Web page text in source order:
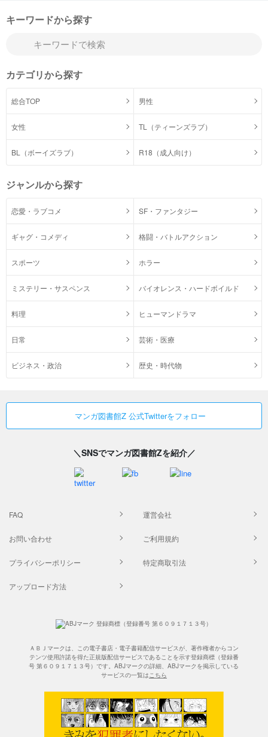
キーワードから探す
カテゴリから探す
総合TOP 男性
女性 TL（ティーンズラブ）
BL（ボーイズラブ） R18（成人向け）
ジャンルから探す
恋愛・ラブコメ SF・ファンタジー
ギャグ・コメディ 格闘・バトルアクション
スポーツ ホラー
ミステリー・サスペンス バイオレンス・ハードボイルド
料理 ヒューマンドラマ
日常 芸術・医療
ビジネス・政治 歴史・時代物
マンガ図書館Z 公式Twitterをフォロー
＼SNSでマンガ図書館Zを紹介／
FAQ 運営会社
お問い合わせ ご利用規約
プライバシーポリシー 特定商取引法
アップロード方法
ＡＢＪマークは、この電子書店・電子書籍配信サービスが、著作権者からコン
テンツ使用許諾を得た正規版配信サービスであることを示す登録商標（登録番
号 第６０９１７１３号）です。ABJマークの詳細、ABJマークを掲示している
サービスの一覧はこちら